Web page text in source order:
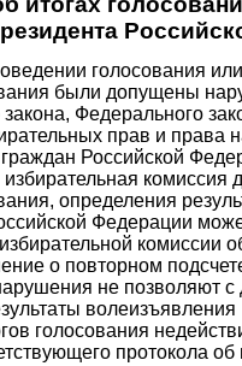
голосования
были допущены
Федерального
прав и права
Российской
комиссия
определения
Федерации
комиссии
о повторном
не позволяют с
волеизъявления
голосования
протокола об